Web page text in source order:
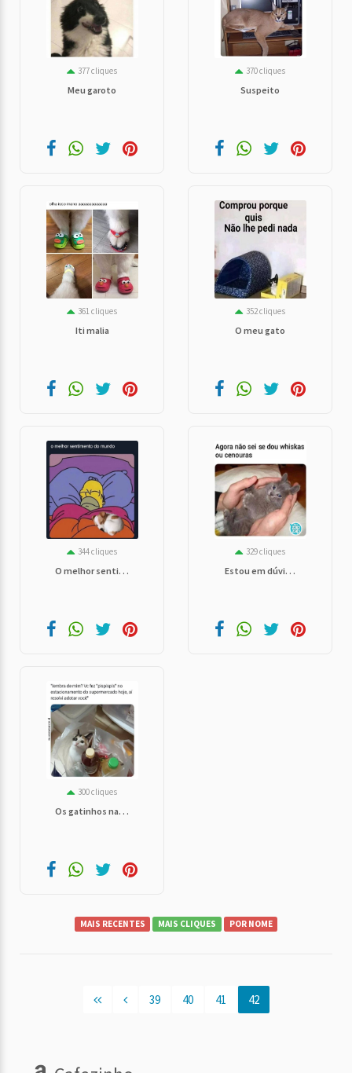
377 cliques
Meu garoto
370 cliques
Suspeito
361 cliques
Iti malia
352 cliques
O meu gato
344 cliques
O melhor senti. . .
329 cliques
Estou em dúvi. . .
300 cliques
Os gatinhos na. . .
MAIS RECENTES MAIS CLIQUES POR NOME
39 40 41 42